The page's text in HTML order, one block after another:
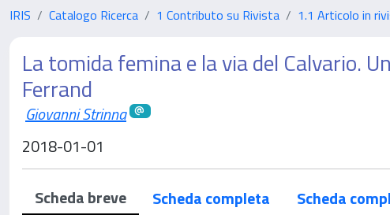
IRIS Catalogo Ricerca 1 Contributo su Rivista 1.1 Articolo in
La tomida femina e la via del Calvario.
Ferrand
Giovanni Strinna
2018-01-01
Scheda breve Scheda completa Scheda